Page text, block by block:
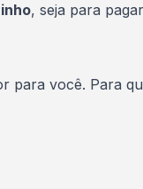
, seja para
para você. Para